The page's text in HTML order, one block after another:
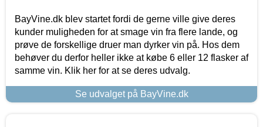
BayVine.dk blev startet fordi de gerne ville give deres
kunder muligheden for at smage vin fra flere lande, og
prøve de forskellige druer man dyrker vin på. Hos dem
behøver du derfor heller ikke at købe 6 eller 12 flasker af
samme vin. Klik her for at se deres udvalg.
Se udvalget på BayVine.dk